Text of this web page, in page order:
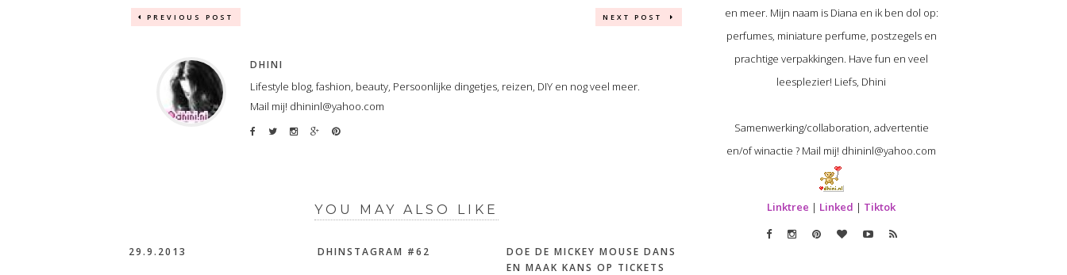
PREVIOUS POST NEXT POST
DHINI
Lifestyle blog, fashion, beauty, Persoonlijke dingetjes, reizen, DIY en nog veel meer.
Mail mij! dhininl@yahoo.com
YOU MAY ALSO LIKE
29.9.2013 DHINSTAGRAM #62
DOE DE MICKEY MOUSE DANS
EN MAAK KANS OP TICKETS
en meer. Mijn naam is Diana en ik ben dol op:
perfumes, miniature perfume, postzegels en
prachtige verpakkingen. Have fun en veel
leesplezier! Liefs, Dhini
Samenwerking/collaboration, advertentie
en/of winactie ? Mail mij! dhininl@yahoo.com
Linktree | Linked | Tiktok